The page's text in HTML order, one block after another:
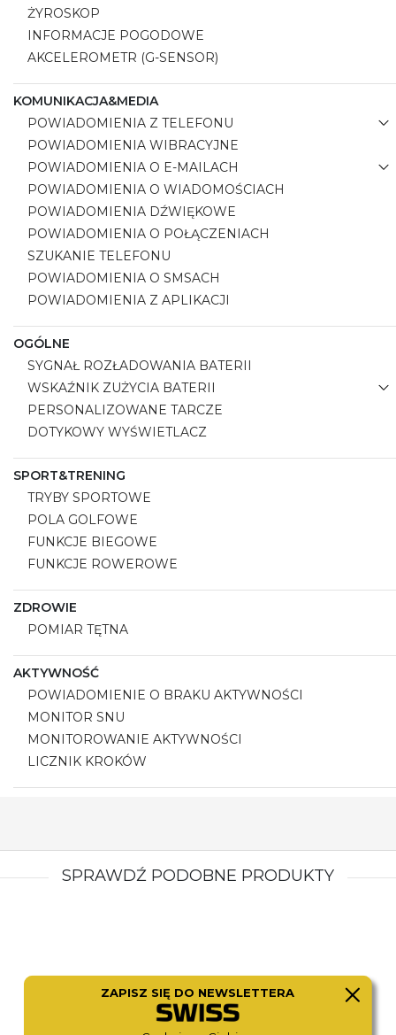
ŻYROSKOP
INFORMACJE POGODOWE
AKCELEROMETR (G-SENSOR)
KOMUNIKACJA&MEDIA
POWIADOMIENIA Z TELEFONU
POWIADOMIENIA WIBRACYJNE
POWIADOMIENIA O E-MAILACH
POWIADOMIENIA O WIADOMOŚCIACH
POWIADOMIENIA DŹWIĘKOWE
POWIADOMIENIA O POŁĄCZENIACH
SZUKANIE TELEFONU
POWIADOMIENIA O SMSACH
POWIADOMIENIA Z APLIKACJI
OGÓLNE
SYGNAŁ ROZŁADOWANIA BATERII
WSKAŹNIK ZUŻYCIA BATERII
PERSONALIZOWANE TARCZE
DOTYKOWY WYŚWIETLACZ
SPORT&TRENING
TRYBY SPORTOWE
POLA GOLFOWE
FUNKCJE BIEGOWE
FUNKCJE ROWEROWE
ZDROWIE
POMIAR TĘTNA
AKTYWNOŚĆ
POWIADOMIENIE O BRAKU AKTYWNOŚCI
MONITOR SNU
MONITOROWANIE AKTYWNOŚCI
LICZNIK KROKÓW
SPRAWDŹ PODOBNE PRODUKTY
ZAPISZ SIĘ DO NEWSLETTERA